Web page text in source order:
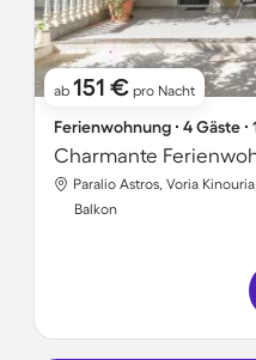
ab 151 € pro Nacht
Ferienwohnung ∙ 4 Gäste
Paralio Astros, Voria
Balkon